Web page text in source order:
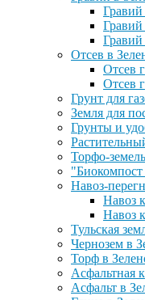
Гравий
Гравий
Отсев в
Отсев
Отсев
Грунт для
Земля для
Грунты и
Торфо-
Навоз-
Навоз
Навоз
Тульская
Чернозем в
Торф в
Асфальтная
Асфальт в